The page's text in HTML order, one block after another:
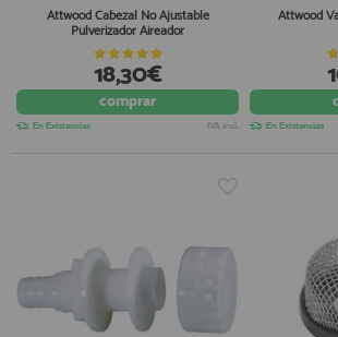
Attwood Cabezal No Ajustable
Pulverizador Aireador
18,30€
comprar
En Existencias IVA incl.
Attwood
En Existencias